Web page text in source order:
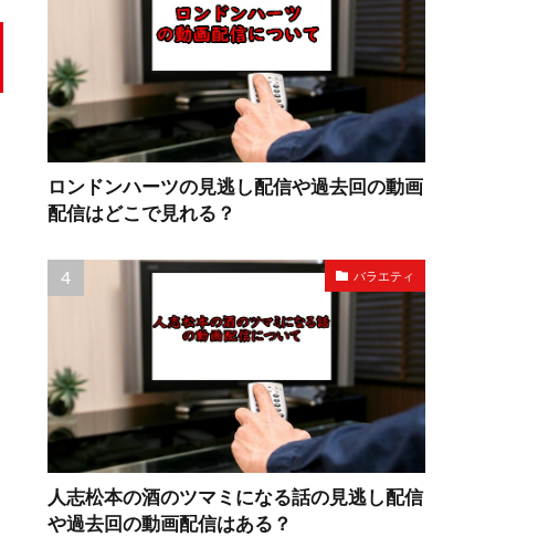
ロンドンハーツの見逃し配信や過去回の動画
配信はどこで見れる？
バラエティ
人志松本の酒のツマミになる話の見逃し配信
や過去回の動画配信はある？